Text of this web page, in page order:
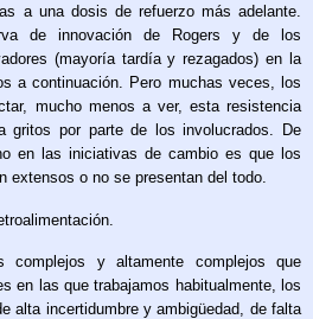
a una dosis de refuerzo más adelante.
de innovación de Rogers y de los
(mayoría tardía y rezagados) en la
a continuación. Pero muchas veces, los
mucho menos a ver, esta resistencia
gritos por parte de los involucrados. De
en las iniciativas de cambio es que los
extensos o no se presentan del todo.
complejos y altamente complejos que
en las que trabajamos habitualmente, los
alta incertidumbre y ambigüedad, de falta